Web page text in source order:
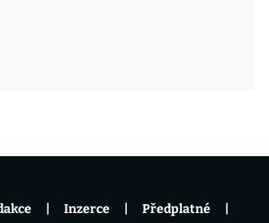
Inzerce Předplatné